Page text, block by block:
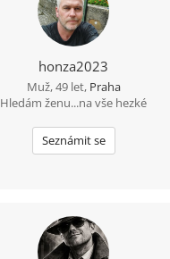
honza2023
Muž, 49 let, Praha
Hledám ženu...na vše hezké
Seznámit se